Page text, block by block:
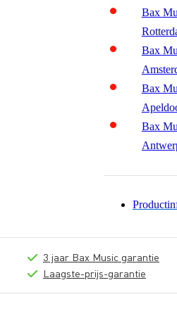
Bax
Bax
Bax
Bax
3 jaar Bax Music garantie
Laagste-prijs-garantie